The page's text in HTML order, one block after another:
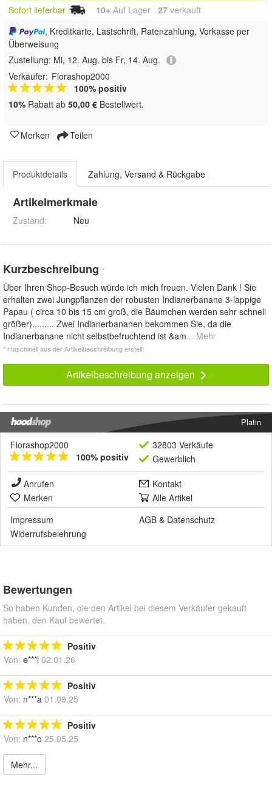
Sofort lieferbar 10+ Auf Lager 27 verkauft
, Kreditkarte, Lastschrift, Ratenzahlung, Vorkasse per
Überweisung
Zustellung: Mi, 12. Aug. bis Fr, 14. Aug.
Verkäufer: Florashop2000
100% positiv
10% Rabatt ab 50,00 € Bestellwert.
Merken Teilen
Produktdetails Zahlung, Versand & Rückgabe
Artikelmerkmale
Zustand: Neu
Kurzbeschreibung *
Über Ihren Shop-Besuch würde ich mich freuen. Vielen Dank ! Sie
erhalten zwei Jungpflanzen der robusten Indianerbanane 3-lappige
Papau ( circa 10 bis 15 cm groß, die Bäumchen werden sehr schnell
größer)......... Zwei Indianerbananen bekommen Sie, da die
Indianerbanane nicht selbstbefruchtend ist &am... Mehr
* maschinell aus der Artikelbeschreibung erstellt
Artikelbeschreibung anzeigen
Platin
Florashop2000
100% positiv
32803 Verkäufe
Gewerblich
Anrufen
Kontakt
Merken
Alle Artikel
Impressum
AGB & Datenschutz
Widerrufsbelehrung
Bewertungen
So haben Kunden, die den Artikel bei diesem Verkäufer gekauft
haben, den Kauf bewertet.
Positiv
Von: e***l 02.01.26
Positiv
Von: n***a 01.09.25
Positiv
Von: n***o 25.05.25
Mehr...